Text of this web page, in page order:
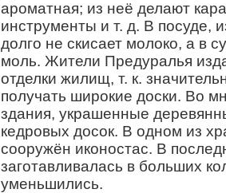
ароматная; из неё делают
инструменты и т. д. В посуде,
долго не скисает молоко, а в
моль. Жители Предуралья
отделки жилищ, т. к.
получать широкие доски. Во
здания, украшенные
кедровых досок. В одном из
сооружён иконостас. В
заготавливалась в больших
уменьшились.